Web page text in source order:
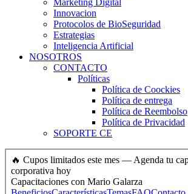
Marketing Digital
Innovacion
Protocolos de BioSeguridad
Estrategias
Inteligencia Artificial
NOSOTROS
CONTACTO
Políticas
Política de Coockies
Política de entrega
Política de Reembolso
Política de Privacidad
SOPORTE CE